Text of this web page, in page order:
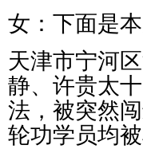
女：下面是
天津市宁河
静、许贵太
法，被突然
轮功学员均